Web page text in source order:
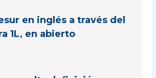
en inglés a través del
1L, en abierto